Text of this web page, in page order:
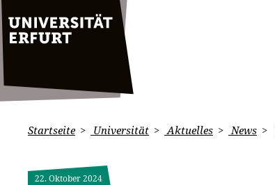
Startseite Universität Aktuelles News
22. Oktober 2024